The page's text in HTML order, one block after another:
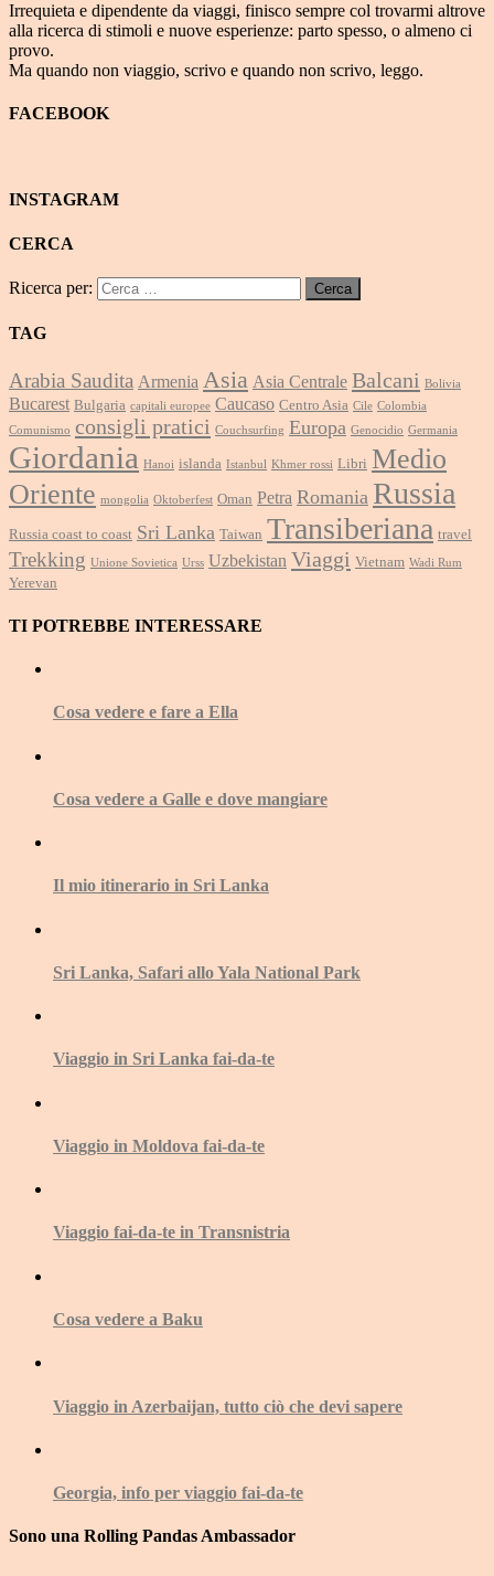
Irrequieta e dipendente da viaggi, finisco sempre col trovarmi altrove
alla ricerca di stimoli e nuove esperienze: parto spesso, o almeno ci
provo.
Ma quando non viaggio, scrivo e quando non scrivo, leggo.
FACEBOOK
INSTAGRAM
CERCA
Ricerca per:
TAG
Arabia Saudita Armenia Asia Asia Centrale Balcani Bolivia
Bucarest Bulgaria capitali europee Caucaso Centro Asia Cile Colombia
Comunismo consigli pratici Couchsurfing Europa Genocidio Germania
Giordania Hanoi islanda Istanbul Khmer rossi Libri Medio
Oriente mongolia Oktoberfest Oman Petra Romania Russia
Russia coast to coast Sri Lanka Taiwan Transiberiana travel
Trekking Unione Sovietica Urss Uzbekistan Viaggi Vietnam Wadi Rum
Yerevan
TI POTREBBE INTERESSARE
Cosa vedere e fare a Ella
Cosa vedere a Galle e dove mangiare
Il mio itinerario in Sri Lanka
Sri Lanka, Safari allo Yala National Park
Viaggio in Sri Lanka fai-da-te
Viaggio in Moldova fai-da-te
Viaggio fai-da-te in Transnistria
Cosa vedere a Baku
Viaggio in Azerbaijan, tutto ciò che devi sapere
Georgia, info per viaggio fai-da-te
Sono una Rolling Pandas Ambassador